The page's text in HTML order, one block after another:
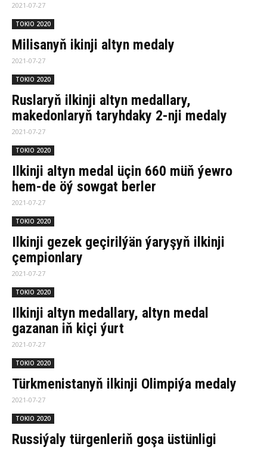
2021-07-27
TOKIO 2020
Milisanyň ikinji altyn medaly
2021-07-27
TOKIO 2020
Ruslaryň ilkinji altyn medallary,
makedonlaryň taryhdaky 2-nji medaly
2021-07-27
TOKIO 2020
Ilkinji altyn medal üçin 660 müň ýewro
hem-de öý sowgat berler
2021-07-27
TOKIO 2020
Ilkinji gezek geçirilýän ýaryşyň ilkinji
çempionlary
2021-07-27
TOKIO 2020
Ilkinji altyn medallary, altyn medal
gazanan iň kiçi ýurt
2021-07-27
TOKIO 2020
Türkmenistanyň ilkinji Olimpiýa medaly
2021-07-27
TOKIO 2020
Russiýaly türgenleriň goşa üstünligi